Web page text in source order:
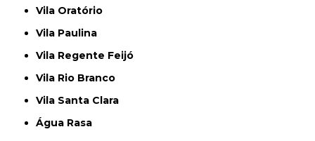
Vila Oratório
Vila Paulina
Vila Regente Feijó
Vila Rio Branco
Vila Santa Clara
Água Rasa